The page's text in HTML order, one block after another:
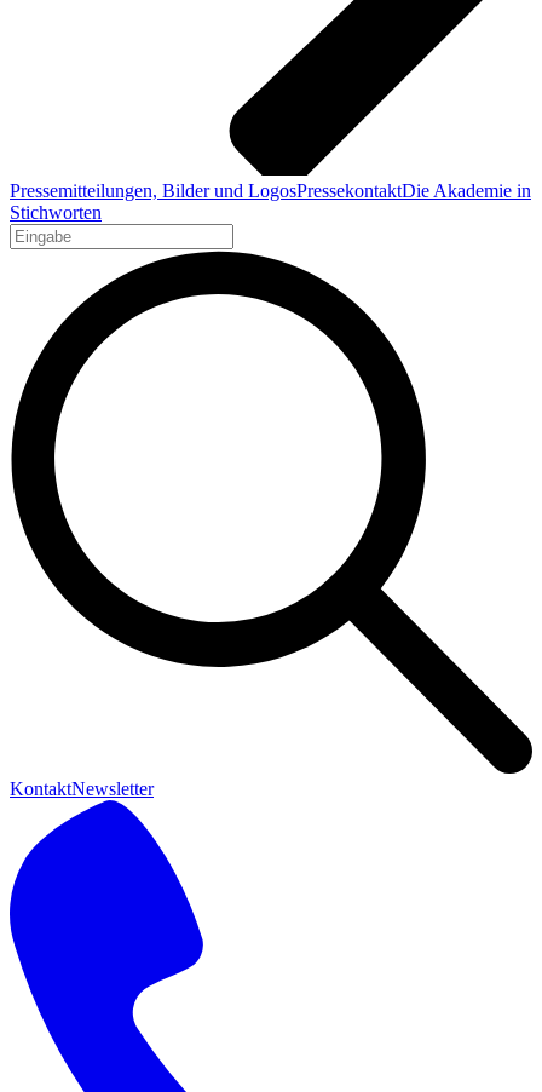
Pressemitteilungen, Bilder und LogosPressekontaktDie Akademie in
Stichworten
KontaktNewsletter